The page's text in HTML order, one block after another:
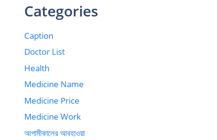
Categories
Caption
Doctor List
Health
Medicine Name
Medicine Price
Medicine Work
আগামীকালের আবহাওয়া